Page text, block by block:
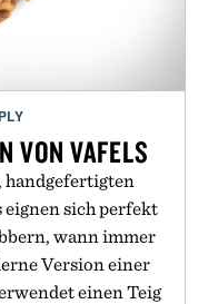
VON VAFELS
handgefertigten
sich perfekt
wann immer
Version einer
einen Teig